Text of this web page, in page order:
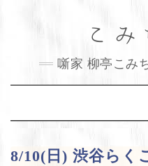
こみ
噺家 柳亭こみ
8/10(日) 渋谷らく